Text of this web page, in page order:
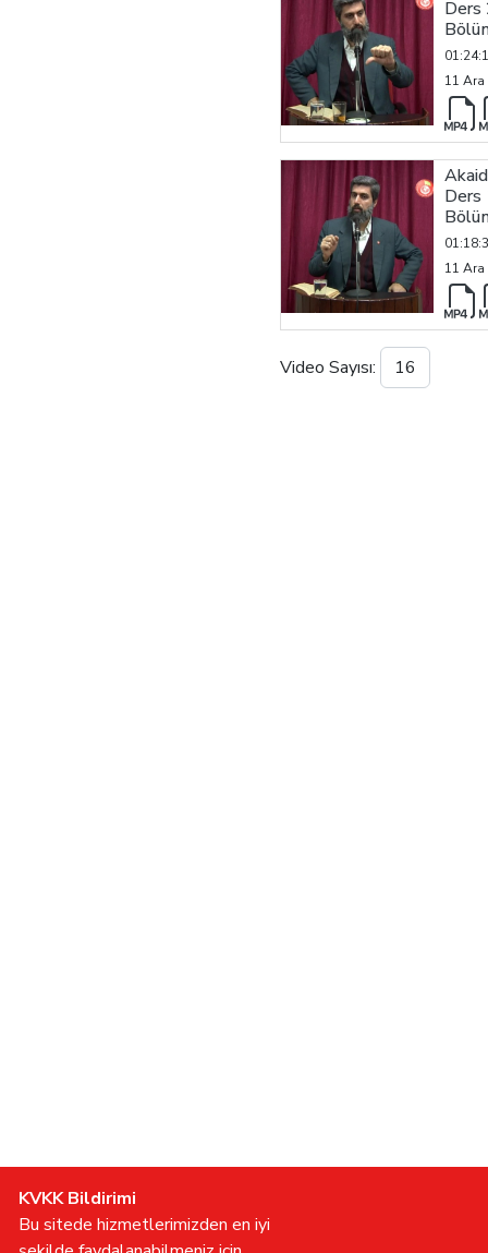
Ders
11
Ders
11
Video Sayısı:
KVKK Bildirimi
Bu sitede hizmetlerimizden en iyi